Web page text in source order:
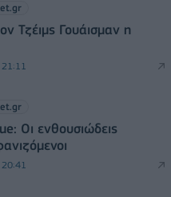
Τζέιμς Γουάισμαν η
Οι ενθουσιώδεις